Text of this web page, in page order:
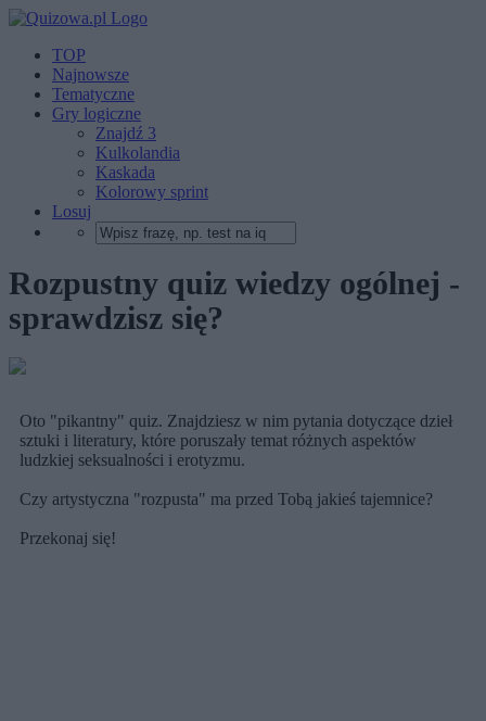
TOP
Najnowsze
Tematyczne
Gry logiczne
Znajdź 3
Kulkolandia
Kaskada
Kolorowy sprint
Losuj
Rozpustny quiz wiedzy ogólnej -
sprawdzisz się?
Oto "pikantny" quiz. Znajdziesz w nim pytania dotyczące dzieł
sztuki i literatury, które poruszały temat różnych aspektów
ludzkiej seksualności i erotyzmu.
Czy artystyczna "rozpusta" ma przed Tobą jakieś tajemnice?
Przekonaj się!